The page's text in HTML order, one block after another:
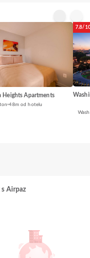
Heights Apartments
48m od hotelu
7.8/
s Airpaz